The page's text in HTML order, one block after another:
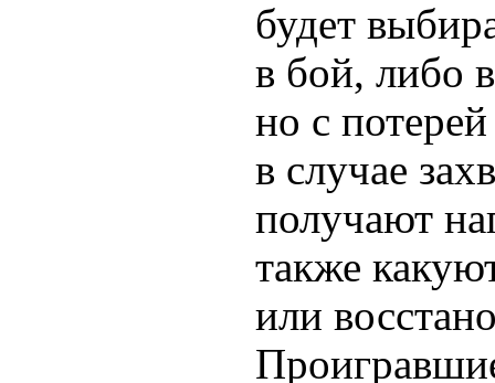
будет
в бой, либо
но с
в случае
получают
также
или